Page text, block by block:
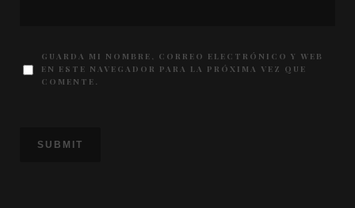
GUARDA MI NOMBRE, CORREO ELECTRÓNICO Y WEB
EN ESTE NAVEGADOR PARA LA PRÓXIMA VEZ QUE
COMENTE.